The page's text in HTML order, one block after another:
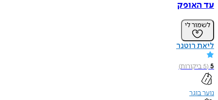
עד האופק
לשמור לי
ליאת רוטנר
5
(
5ביקורות)
נוער בוגר